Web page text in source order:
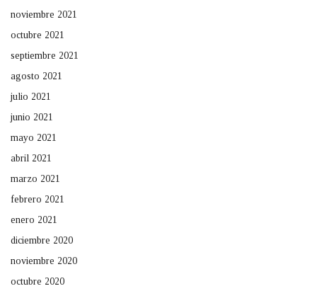
noviembre 2021
octubre 2021
septiembre 2021
agosto 2021
julio 2021
junio 2021
mayo 2021
abril 2021
marzo 2021
febrero 2021
enero 2021
diciembre 2020
noviembre 2020
octubre 2020